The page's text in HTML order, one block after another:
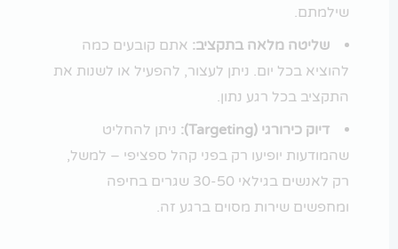
שילמתם.
שליטה מלאה בתקציב:אתם קובעים כמה
להוציא בכל יום. ניתן לעצור, להפעיל או לשנות את
התקציב בכל רגע נתון.
דיוק כירורגי (Targeting):
ניתן להחליט
שהמודעות יופיעו רק בפני קהל ספציפי – למשל,
רק לאנשים בגילאי 30-50 שגרים בחיפה
ומחפשים שירות מסוים ברגע זה.